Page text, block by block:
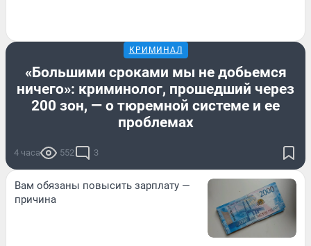
КРИМИНАЛ
«Большими сроками мы не добьемся
ничего»: криминолог, прошедший через
200 зон, — о тюремной системе и ее
проблемах
4 часа 552 3
Вам обязаны повысить зарплату —
причина